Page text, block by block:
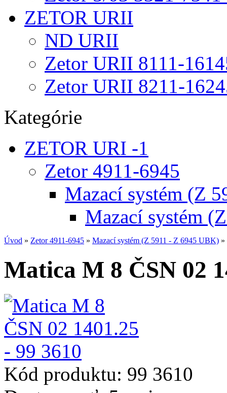
ZETOR URII
ND URII
Zetor URII 8111-
Zetor URII 8211-
Kategórie
ZETOR URI -1
Zetor 4911-6945
Mazací systém (Z
Mazací systém
Úvod » Zetor 4911-6945 » Mazací systém (Z 5911 - Z 6945 UBK) »
Matica M 8 ČSN 02
Kód produktu: 99 3610